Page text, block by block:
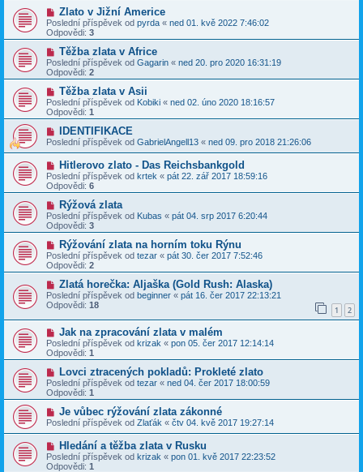
Zlato v Jižní Americe
Poslední příspěvek od pyrda « ned 01. kvě 2022 7:46:02
Odpovědi: 3
Těžba zlata v Africe
Poslední příspěvek od Gagarin « ned 20. pro 2020 16:31:19
Odpovědi: 2
Těžba zlata v Asii
Poslední příspěvek od Kobiki « ned 02. úno 2020 18:16:57
Odpovědi: 1
IDENTIFIKACE
Poslední příspěvek od GabrielAngell13 « ned 09. pro 2018 21:26:06
Hitlerovo zlato - Das Reichsbankgold
Poslední příspěvek od krtek « pát 22. zář 2017 18:59:16
Odpovědi: 6
Rýžová zlata
Poslední příspěvek od Kubas « pát 04. srp 2017 6:20:44
Odpovědi: 3
Rýžování zlata na horním toku Rýnu
Poslední příspěvek od tezar « pát 30. čer 2017 7:52:46
Odpovědi: 2
Zlatá horečka: Aljaška (Gold Rush: Alaska)
Poslední příspěvek od beginner « pát 16. čer 2017 22:13:21
Odpovědi: 18 1 2
Jak na zpracování zlata v malém
Poslední příspěvek od krizak « pon 05. čer 2017 12:14:14
Odpovědi: 1
Lovci ztracených pokladů: Prokleté zlato
Poslední příspěvek od tezar « ned 04. čer 2017 18:00:59
Odpovědi: 1
Je vůbec rýžování zlata zákonné
Poslední příspěvek od Zlaťák « čtv 04. kvě 2017 19:27:14
Hledání a těžba zlata v Rusku
Poslední příspěvek od krizak « pon 01. kvě 2017 22:23:52
Odpovědi: 1